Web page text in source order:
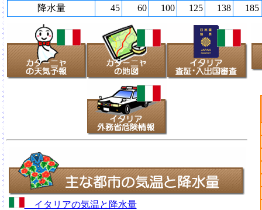
降水量
45 60 100 125 138 185
イタリアの気温と降水量